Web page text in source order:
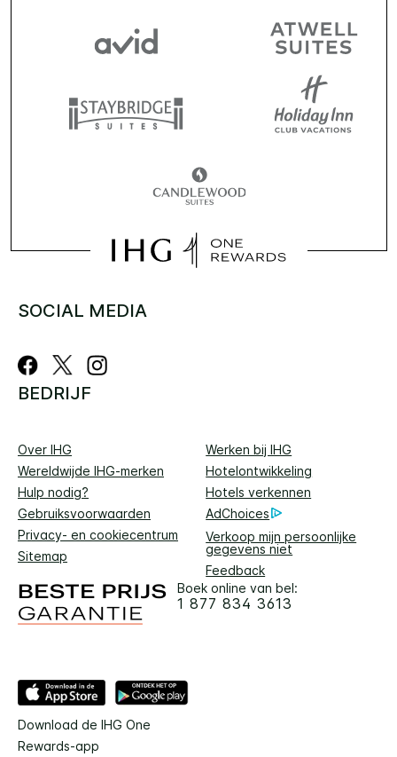
SOCIAL MEDIA
BEDRIJF
Over IHG
Werken bij IHG
Wereldwijde IHG-merken
Hotelontwikkeling
Hulp nodig?
Hotels verkennen
Gebruiksvoorwaarden
AdChoices
Privacy- en cookiecentrum
Verkoop mijn persoonlijke
gegevens niet
Sitemap
Feedback
Boek online van bel:
1 877 834 3613
Download de IHG One
Rewards-app